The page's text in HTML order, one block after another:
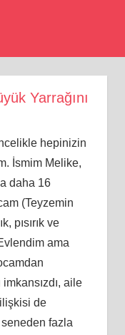
Yarrağını
hepinizin
İsmim Melike,
daha 16
(Teyzemin
pısırık ve
ama
aile
ilişkisi de
fazla